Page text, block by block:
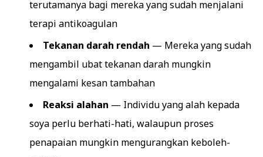
terutamanya bagi mereka yang sudah menjalani
terapi antikoagulan
Tekanan darah rendah — Mereka yang sudah
mengambil ubat tekanan darah mungkin
mengalami kesan tambahan
Reaksi alahan — Individu yang alah kepada
soya perlu berhati-hati, walaupun proses
penapaian mungkin mengurangkan keboleh-